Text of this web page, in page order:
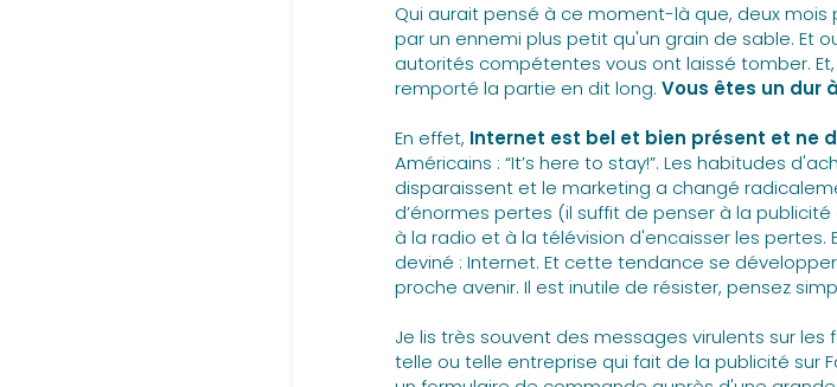
Qui aurait pensé à ce moment-là que, deux
par un ennemi plus petit qu'un grain de sable. Et
autorités compétentes vous ont laissé tomber.
remporté la partie en dit long. Vous êtes un dur
En effet, Internet est bel et bien présent et ne
Américains : “It’s here to stay!”. Les habitudes
disparaissent et le marketing a changé
d’énormes pertes (il suffit de penser à la
à la radio et à la télévision d'encaisser les pertes.
deviné : Internet. Et cette tendance se
proche avenir. Il est inutile de résister, pensez
Je lis très souvent des messages virulents sur
telle ou telle entreprise qui fait de la publicité sur